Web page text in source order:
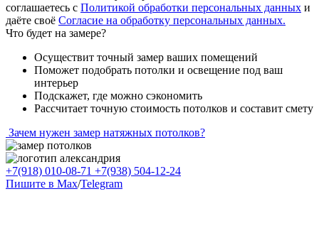
соглашаетесь c Политикой обработки персональных данных и
даёте своё Согласие на обработку персональных данных.
Что будет на замере?
Осуществит точный замер ваших помещений
Поможет подобрать потолки и освещение под ваш
интерьер
Подскажет, где можно сэкономить
Рассчитает точную стоимость потолков и составит смету
Зачем нужен замер натяжных потолков?
+7(918) 010-08-71 +7(938) 504-12-24
Пишите в Max/Telegram